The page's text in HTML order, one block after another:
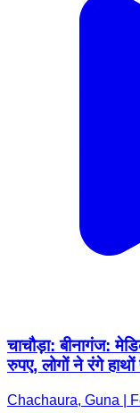
चाचौड़ा: बीनागंज:
रुपए, लोगों ने रंगे
Chachaura, Guna |